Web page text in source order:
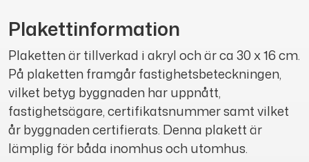
Plakettinformation
Plaketten är tillverkad i akryl och är ca 30 x 16 cm.
På plaketten framgår fastighetsbeteckningen,
vilket betyg byggnaden har uppnått,
fastighetsägare, certifikatsnummer samt vilket
år byggnaden certifierats. Denna plakett är
lämplig för båda inomhus och utomhus.